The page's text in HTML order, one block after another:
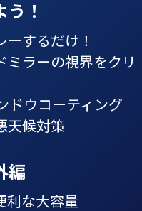
！
ーするだけ！
ミラーの視界をクリ
ドウコーティング
天候対策
編
利な大容量